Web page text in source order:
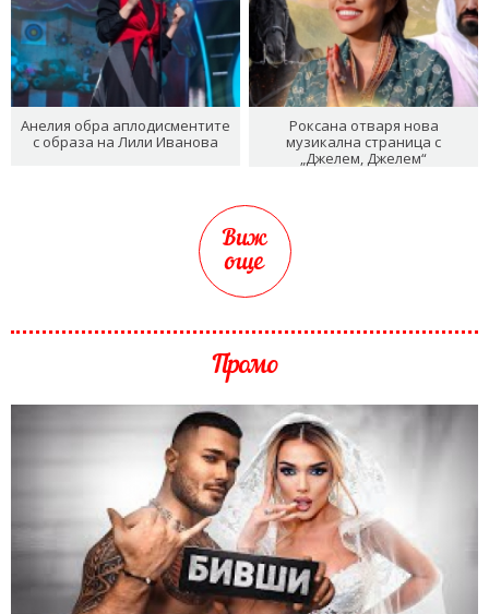
Анелия обра аплодисментите
с образа на Лили Иванова
Роксана отваря нова
музикална страница с
„Джелем, Джелем“
Виж
още
Промо